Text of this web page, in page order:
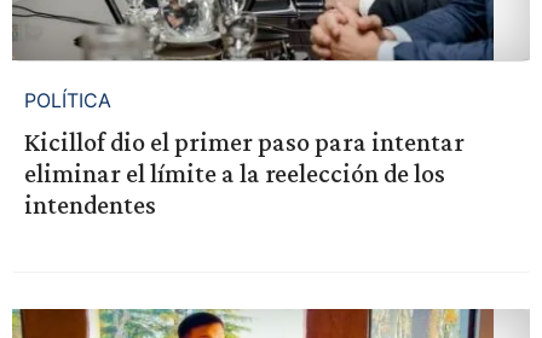
POLÍTICA
Kicillof dio el primer paso para intentar
eliminar el límite a la reelección de los
intendentes